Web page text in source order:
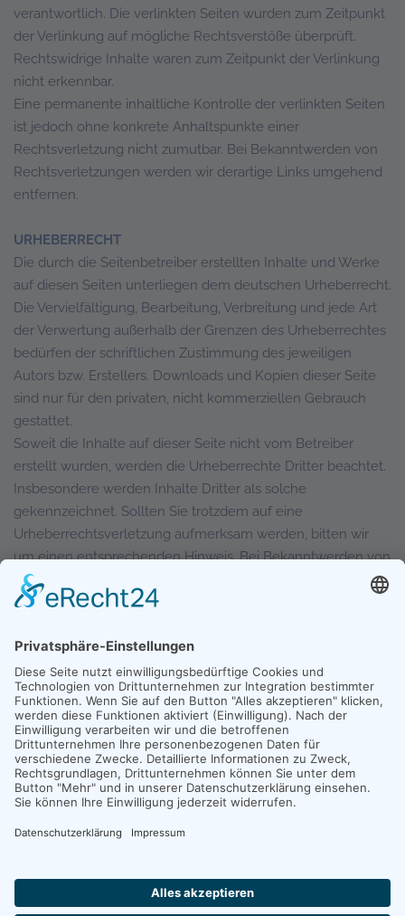
verantwortlich. Die verlinkten Seiten wurden zum Zeitpunkt
der Verlinkung auf mögliche Rechtsverstöße überprüft.
Rechtswidrige Inhalte waren zum Zeitpunkt der Verlinkung
nicht erkennbar.
Eine permanente inhaltliche Kontrolle der verlinkten Seiten
ist jedoch ohne konkrete Anhaltspunkte einer
Rechtsverletzung nicht zumutbar. Bei Bekanntwerden von
Rechtsverletzungen werden wir derartige Links umgehend
entfernen.
URHEBERRECHT
Die durch die Seitenbetreiber erstellten Inhalte und Werke
auf diesen Seiten unterliegen dem deutschen Urheberrecht.
Die Vervielfältigung, Bearbeitung, Verbreitung und jede Art
der Verwertung außerhalb der Grenzen des Urheberrechtes
bedürfen der schriftlichen Zustimmung des jeweiligen
Autors bzw. Erstellers. Downloads und Kopien dieser Seite
sind nur für den privaten, nicht kommerziellen Gebrauch
gestattet.
Soweit die Inhalte auf dieser Seite nicht vom Betreiber
erstellt wurden, werden die Urheberrechte Dritter beachtet.
Insbesondere werden Inhalte Dritter als solche
gekennzeichnet. Sollten Sie trotzdem auf eine
Urheberrechtsverletzung aufmerksam werden, bitten wir
um einen entsprechenden Hinweis. Bei Bekanntwerden von
Rechtsverletzungen werden wir derartige Inhalte
umgehend entfernen.
Copyright © Gesellschaft für Archäologie an Mittelrhein und Mosel e.V.
- Alle Rechte vorbehalten